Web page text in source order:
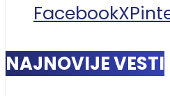
FacebookX
NAJNOVIJE VESTI